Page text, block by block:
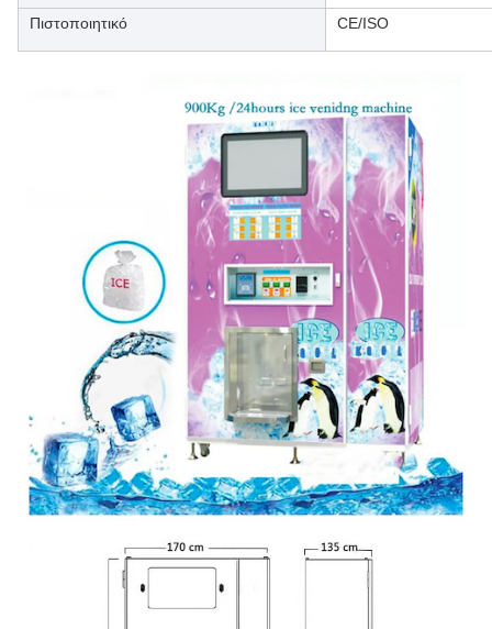
Πιστοποιητικό CE/ISO